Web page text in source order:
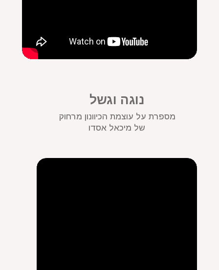
נוגה וגשל
מספרת על עוצמת הכיוונון מרחוק
של מיכאל אסדו